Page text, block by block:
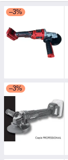
–3%
–3%